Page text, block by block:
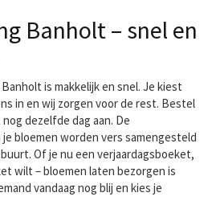
Banholt – snel en
is makkelijk en snel. Je kiest
in en wij zorgen voor de rest. Bestel
dezelfde dag aan. De
bloemen worden vers samengesteld
Of je nu een verjaardagsboeket,
wilt – bloemen laten bezorgen is
vandaag nog blij en kies je